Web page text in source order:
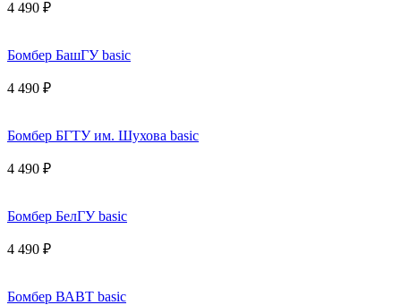
4 490 ₽
Бомбер БашГУ basic
4 490 ₽
Бомбер БГТУ им. Шухова basic
4 490 ₽
Бомбер БелГУ basic
4 490 ₽
Бомбер ВАВТ basic